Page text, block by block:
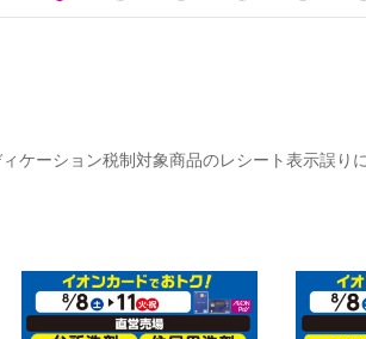
ケーション税制対象商品のレシート表示誤り